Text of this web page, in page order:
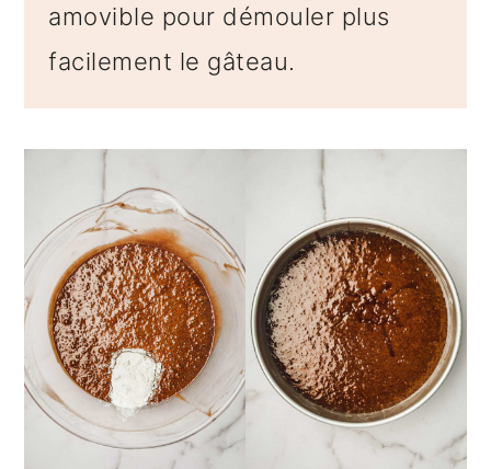
amovible pour démouler plus
facilement le gâteau.